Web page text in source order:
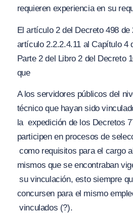
requieren experienciaen su
El artículo 2 del Decreto 498 de
artículo 2.2.2.4.11 al Capítulo 4
Parte 2 del Libro 2 del Decreto
que
A los servidores públicos del
técnico que hayan sido
la expedición de los Decretos
participen en procesos de
como requisitos para el cargo
mismos que se encontraban
su vinculación, esto siempre
concursen para el mismo
vinculados (?).